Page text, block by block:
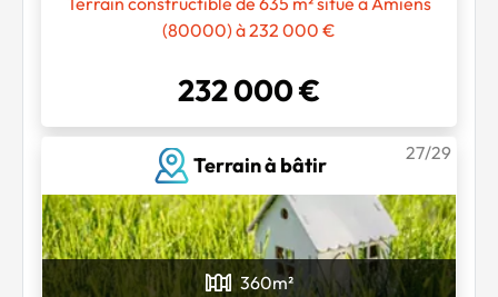
(80000) à 232 000 €
232 000 €
Terrain à bâtir
27/29
360m²